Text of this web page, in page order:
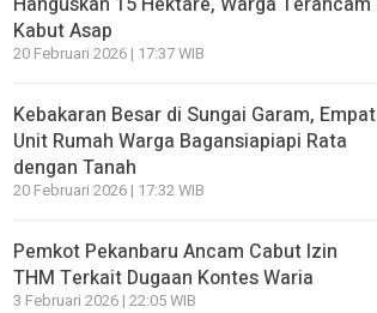
Kabut Asap
20 Februari 2026 | 17:37 WIB
Kebakaran Besar di Sungai Garam, Empat
Unit Rumah Warga Bagansiapiapi Rata
dengan Tanah
20 Februari 2026 | 17:32 WIB
Pemkot Pekanbaru Ancam Cabut Izin
THM Terkait Dugaan Kontes Waria
3 Februari 2026 | 22:05 WIB